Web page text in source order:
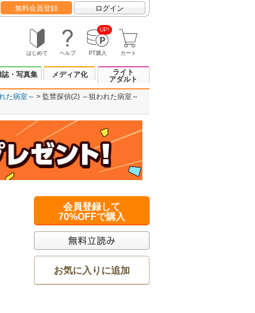
無料会員登録 ログイン
はじめて ヘルプ
UP!
PT購入 カート
誌・写真集 メディア化
ライト
アダルト
た病室～
監禁探偵(2) ～狙われた病室～
会員登録して
70%OFFで購入
お気に入りに追加